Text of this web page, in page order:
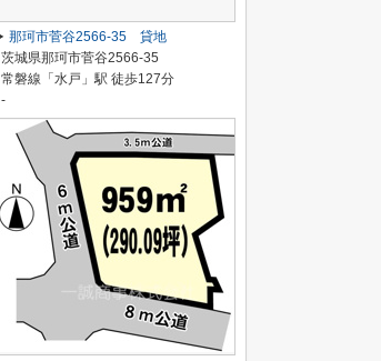
那珂市菅谷2566-35 貸地
茨城県那珂市菅谷2566-35
常磐線「水戸」駅 徒歩127分
-